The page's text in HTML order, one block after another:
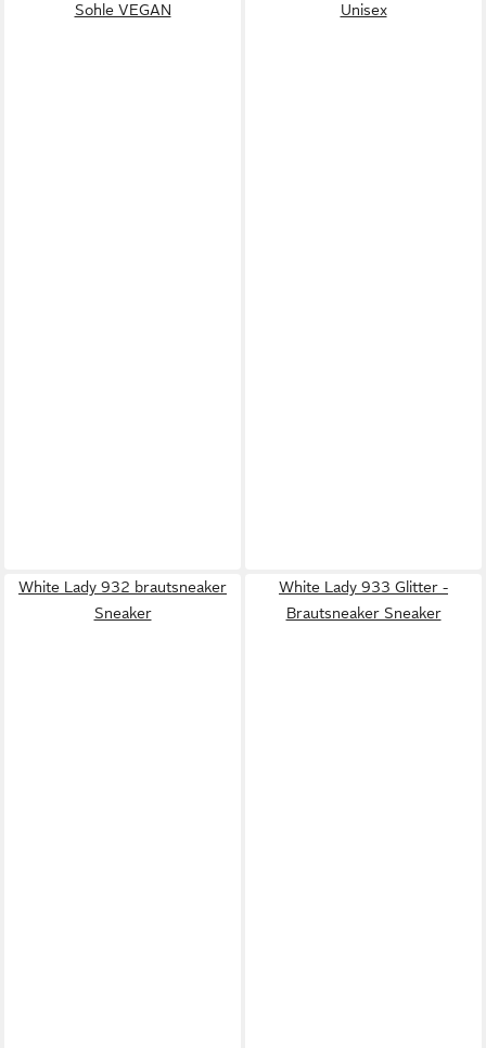
Sohle VEGAN
Unisex
White Lady 932 brautsneaker
Sneaker
White Lady 933 Glitter -
Brautsneaker Sneaker